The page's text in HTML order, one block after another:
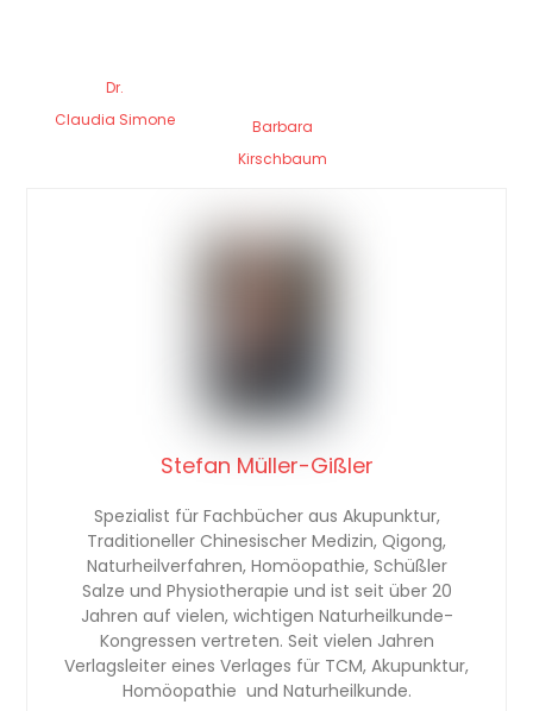
Dr.
Claudia Simone
Barbara
Kirschbaum
Stefan Müller-Gißler
Spezialist für Fachbücher aus Akupunktur,
Traditioneller Chinesischer Medizin, Qigong,
Naturheilverfahren, Homöopathie, Schüßler
Salze und Physiotherapie und ist seit über 20
Jahren auf vielen, wichtigen Naturheilkunde-
Kongressen vertreten. Seit vielen Jahren
Verlagsleiter eines Verlages für TCM, Akupunktur,
Homöopathie und Naturheilkunde.